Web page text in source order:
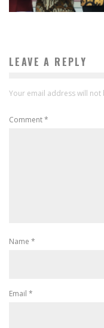
LEAVE A REPLY
Your email address will not
Comment*
Name *
Email *